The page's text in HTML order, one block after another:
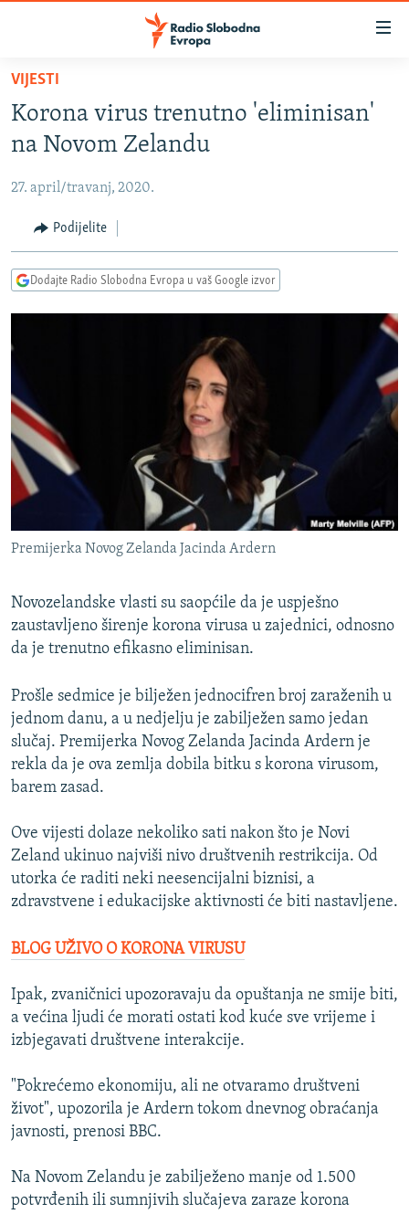
Pređite
glavni
sadržaj
na
navigaciju
Pređite
na
BOSNA I HERCEGOVINA
KOSOVO
CRNA GORA
VIDEO
PODCASTI
RSE PRIČE IZ SVIJETA
ISPRIČAJ MI
DNEVNO@RSE
SPECIJALI RSE
GENOCID U SREBRENICI
POPLAVE I KLIZIŠTA U BIH 2024.
TV LIBERTY
POST SCRIPTUM
MOJA EVROPA
TRI DECENIJE OD RATA U BIH
SVE KARTE DEJTONA
NASTANAK I RASPAD JUGOSLAVIJE
PRATITE NAS
Sve RFE/RL stranice
VIJESTI
Korona virus trenutno 'eliminisan'
na Novom Zelandu
27. april/travanj, 2020.
Podijelite
Dodajte Radio Slobodna Evropa u vaš Google izvor
Premijerka Novog Zelanda Jacinda Ardern
Novozelandske vlasti su saopćile da je uspješno
zaustavljeno širenje korona virusa u zajednici, odnosno
da je trenutno efikasno eliminisan.
Prošle sedmice je bilježen jednocifren broj zaraženih u
jednom danu, a u nedjelju je zabilježen samo jedan
slučaj. Premijerka Novog Zelanda Jacinda Ardern je
rekla da je ova zemlja dobila bitku s korona virusom,
barem zasad.
Ove vijesti dolaze nekoliko sati nakon što je Novi
Zeland ukinuo najviši nivo društvenih restrikcija. Od
utorka će raditi neki neesencijalni biznisi, a
zdravstvene i edukacijske aktivnosti će biti nastavljene.
BLOG UŽIVO O KORONA VIRUSU
Ipak, zvaničnici upozoravaju da opuštanja ne smije biti,
a većina ljudi će morati ostati kod kuće sve vrijeme i
izbjegavati društvene interakcije.
"Pokrećemo ekonomiju, ali ne otvaramo društveni
život", upozorila je Ardern tokom dnevnog obraćanja
javnosti, prenosi BBC.
Na Novom Zelandu je zabilježeno manje od 1.500
potvrđenih ili sumnjivih slučajeva zaraze korona